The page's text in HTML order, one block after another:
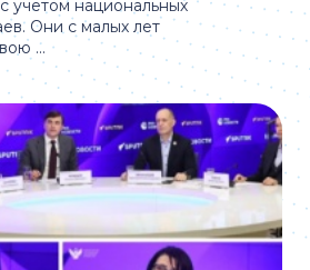
учетом национальных
Они с малых лет
...